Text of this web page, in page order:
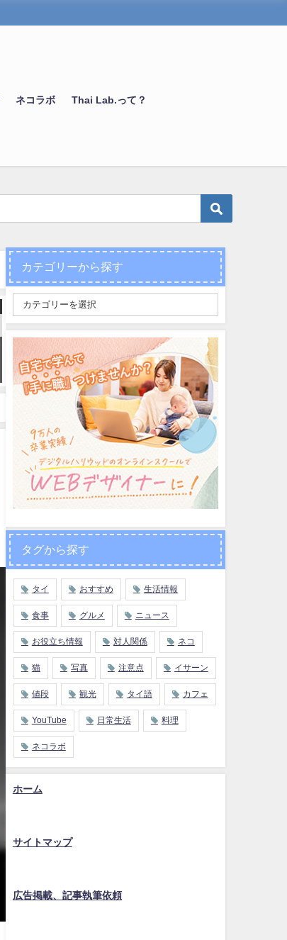
ネコラボ Thai Lab.って？
カシコン銀行のアプリ「K
PLUS」を使ってカードレス出金
をする方法
2018年11月12日
タイのローカル缶詰を食べ
べ！安くて美味しいのはコ
だ！！
2017年12月28日
カテゴリーから探す
タグから探す
タイ おすすめ 生活情報
食事 グルメ ニュース
お役立ち情報 対人関係 ネコ
猫 写真 注意点 イサーン
値段 観光 タイ語 カフェ
YouTube 日常生活 料理
ネコラボ
ホーム
サイトマップ
広告掲載、記事執筆依頼